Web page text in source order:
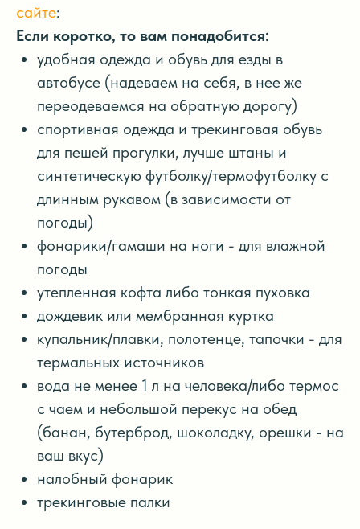
сайте:
Если коротко, то вам понадобится:
удобная одежда и обувь для езды в
автобусе (надеваем на себя, в нее же
переодеваемся на обратную дорогу)
спортивная одежда и трекинговая обувь
для пешей прогулки, лучше штаны и
синтетическую футболку/термофутболку с
длинным рукавом (в зависимости от
погоды)
фонарики/гамаши на ноги - для влажной
погоды
утепленная кофта либо тонкая пуховка
дождевик или мембранная куртка
купальник/плавки, полотенце, тапочки - для
термальных источников
вода не менее 1 л на человека/либо термос
с чаем и небольшой перекус на обед
(банан, бутерброд, шоколадку, орешки - на
ваш вкус)
налобный фонарик
трекинговые палки